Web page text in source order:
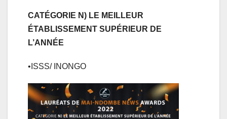
CATÉGORIE N) LE MEILLEUR
ÉTABLISSEMENT SUPÉRIEUR DE
L’ANNÉE
•ISSS/ INONGO